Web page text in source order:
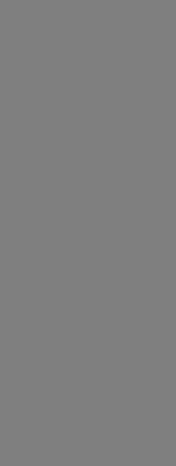
SP
SP
SP
SP
SP
SP
SP